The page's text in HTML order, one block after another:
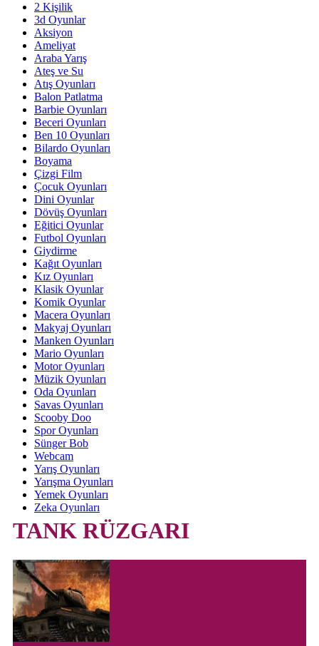
2 Kişilik
3d Oyunlar
Aksiyon
Ameliyat
Araba Yarış
Ateş ve Su
Atış Oyunları
Balon Patlatma
Barbie Oyunları
Beceri Oyunları
Ben 10 Oyunları
Bilardo Oyunları
Boyama
Çizgi Film
Çocuk Oyunları
Dini Oyunlar
Dövüş Oyunları
Eğitici Oyunlar
Futbol Oyunları
Giydirme
Kağıt Oyunları
Kız Oyunları
Klasik Oyunlar
Komik Oyunlar
Macera Oyunları
Makyaj Oyunları
Manken Oyunları
Mario Oyunları
Motor Oyunları
Müzik Oyunları
Oda Oyunları
Savas Oyunları
Scooby Doo
Spor Oyunları
Sünger Bob
Webcam
Yarış Oyunları
Yarışma Oyunları
Yemek Oyunları
Zeka Oyunları
TANK RÜZGARI